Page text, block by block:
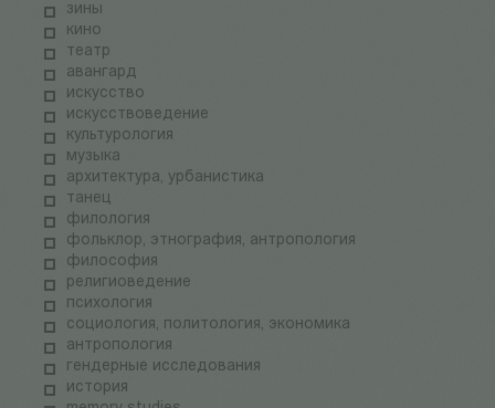
зины
кино
театр
авангард
искусство
искусствоведение
культурология
музыка
архитектура, урбанистика
танец
филология
фольклор, этнография, антропология
философия
религиоведение
психология
социология, политология, экономика
антропология
гендерные исследования
история